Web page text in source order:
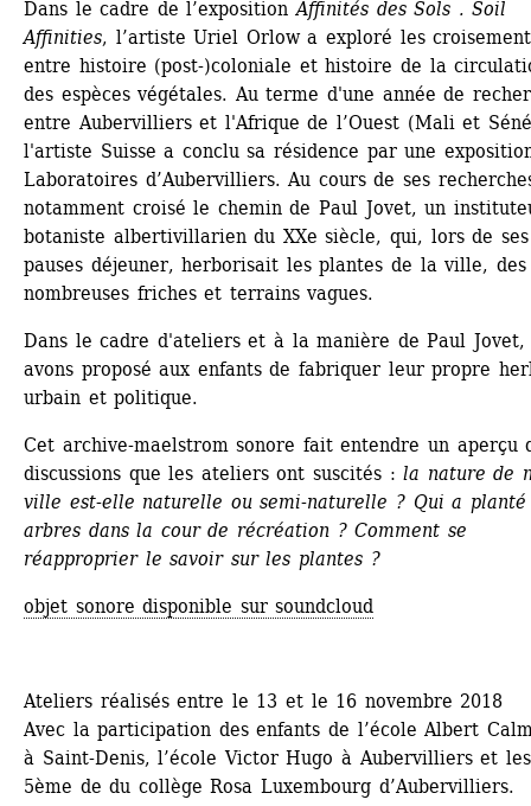
Dans le cadre de l’exposition Affinités des Sols . Soil
Affinities, l’artiste Uriel Orlow a exploré les
entre histoire (post-)coloniale et histoire de la
des espèces végétales. Au terme d'une année de
entre Aubervilliers et l'Afrique de l’Ouest (Mali et
l'artiste Suisse a conclu sa résidence par une
Laboratoires d’Aubervilliers. Au cours de ses
notamment croisé le chemin de Paul Jovet, un
botaniste albertivillarien du XXe siècle, qui, lors de ses
pauses déjeuner, herborisait les plantes de la ville, des
nombreuses friches et terrains vagues.
Dans le cadre d'ateliers et à la manière de Paul Jovet,
avons proposé aux enfants de fabriquer leur propre
urbain et politique.
Cet archive-maelstrom sonore fait entendre un aperçu
discussions que les ateliers ont suscités : la nature de
ville est-elle naturelle ou semi-naturelle ? Qui a planté
arbres dans la cour de récréation ? Comment se
réapproprier le savoir sur les plantes ?
objet sonore disponible sur soundcloud
Ateliers réalisés entre le 13 et le 16 novembre 2018
Avec la participation des enfants de l’école Albert
à Saint-Denis, l’école Victor Hugo à Aubervilliers et les
5ème de du collège Rosa Luxembourg d’Aubervilliers.